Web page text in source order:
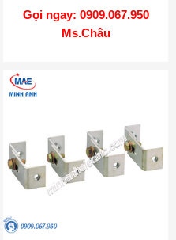
HZI201
Gọi ngay: 0909.067.950
Ms.Châu